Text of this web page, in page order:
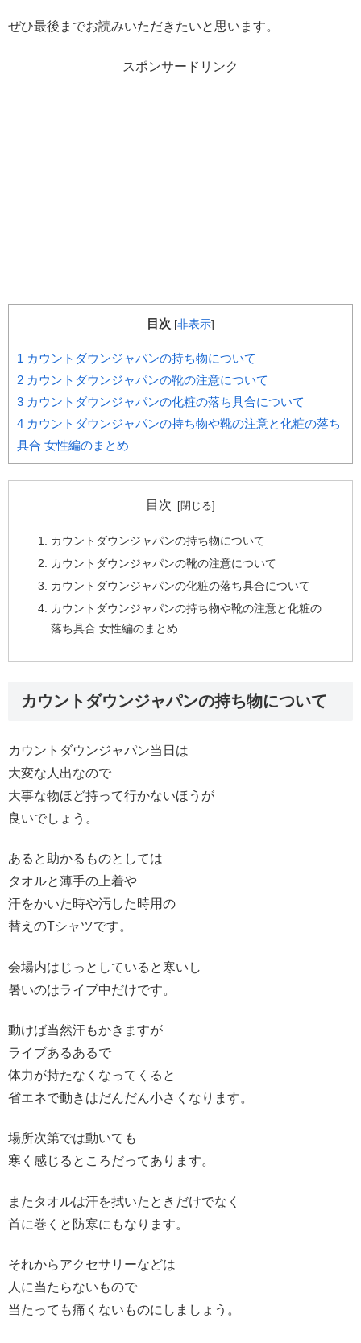
ぜひ最後までお読みいただきたいと思います。
スポンサードリンク
目次 [非表示]
1 カウントダウンジャパンの持ち物について
2 カウントダウンジャパンの靴の注意について
3 カウントダウンジャパンの化粧の落ち具合について
4 カウントダウンジャパンの持ち物や靴の注意と化粧の落ち
具合 女性編のまとめ
目次
カウントダウンジャパンの持ち物について
カウントダウンジャパンの靴の注意について
カウントダウンジャパンの化粧の落ち具合について
カウントダウンジャパンの持ち物や靴の注意と化粧の
落ち具合 女性編のまとめ
カウントダウンジャパンの持ち物について
カウントダウンジャパン当日は
大変な人出なので
大事な物ほど持って行かないほうが
良いでしょう。
あると助かるものとしては
タオルと薄手の上着や
汗をかいた時や汚した時用の
替えのTシャツです。
会場内はじっとしていると寒いし
暑いのはライブ中だけです。
動けば当然汗もかきますが
ライブあるあるで
体力が持たなくなってくると
省エネで動きはだんだん小さくなります。
場所次第では動いても
寒く感じるところだってあります。
またタオルは汗を拭いたときだけでなく
首に巻くと防寒にもなります。
それからアクセサリーなどは
人に当たらないもので
当たっても痛くないものにしましょう。